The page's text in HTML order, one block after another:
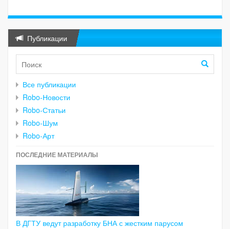
Публикации
Все публикации
Robo-Новости
Robo-Статьи
Robo-Шум
Robo-Арт
ПОСЛЕДНИЕ МАТЕРИАЛЫ
В ДГТУ ведут разработку БНА с жестким парусом